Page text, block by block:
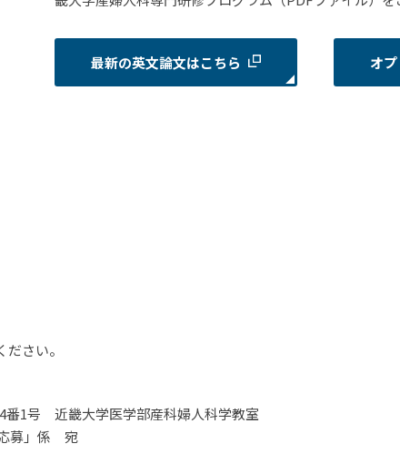
最新の英文論文はこちら オ
さい。
1号 近畿大学医学部産科婦人科学教室
応募」係 宛